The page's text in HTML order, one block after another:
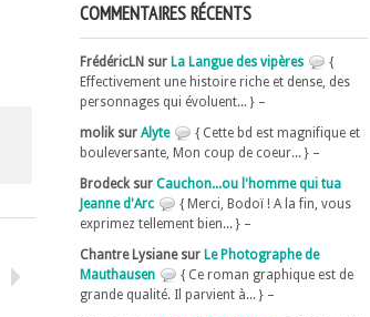
COMMENTAIRES RÉCENTS
FrédéricLN sur La Langue des vipères
{
Effectivement une histoire riche et dense, des
personnages qui évoluent... } –
molik sur Alyte
{ Cette bd est magnifique et
bouleversante, Mon coup de coeur... } –
Brodeck sur Cauchon...ou l'homme qui tua
Jeanne d'Arc
{ Merci, Bodoï ! A la fin, vous
exprimez tellement bien... } –
Chantre Lysiane sur Le Photographe de
Mauthausen
{ Ce roman graphique est de
grande qualité. Il parvient à... } –